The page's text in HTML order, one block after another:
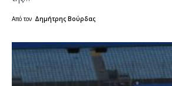
Από τον Δημήτρης Βούρδας